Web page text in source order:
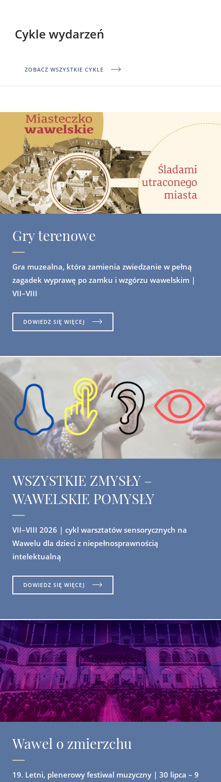
Cykle wydarzeń
ZOBACZ WSZYSTKIE CYKLE
Gry terenowe
Gra muzealna, która zamienia zwiedzanie w pełną
zagadek wyprawę po zamku i wzgórzu wawelskim |
VII–VIII
DOWIEDZ SIĘ WIĘCEJ
WSZYSTKIE ZMYSŁY –
WAWELSKIE POMYSŁY
VII–VIII 2026 | cykl warsztatów sensorycznych na
Wawelu dla dzieci z niepełnosprawnością
intelektualną
DOWIEDZ SIĘ WIĘCEJ
Wawel o zmierzchu
19. Letni, plenerowy festiwal muzyczny | 30 lipca – 9